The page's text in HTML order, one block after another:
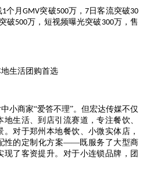
1个月GMV突破500万，7 日客流突破30
破500万，短视频曝光突破 300万，售
生活团购首选
小商家“爱答不理”。但宏达传媒不仅
生活、到店引流赛道，专注餐饮、
对于郑州本地餐饮、小微实体店，
性的定制化方案——既服务了大型商
了客资提升。对于小连锁品牌，团